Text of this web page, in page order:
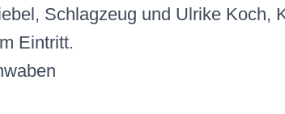
Schlagzeug und Ulrike Koch,
Eintritt.